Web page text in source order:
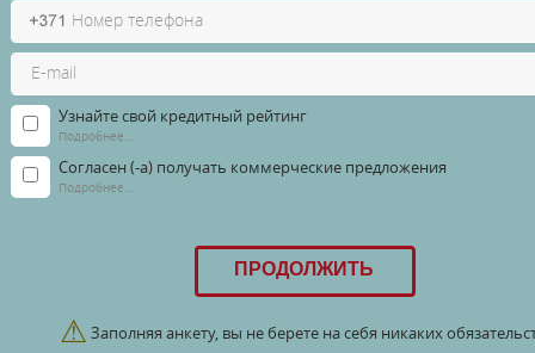
Узнайте свой кредитный рейтинг
Подробнее...
Согласен (-а) получать коммерческие предложения
Подробнее...
⚠ Заполняя анкету, вы не берете на себя никаких